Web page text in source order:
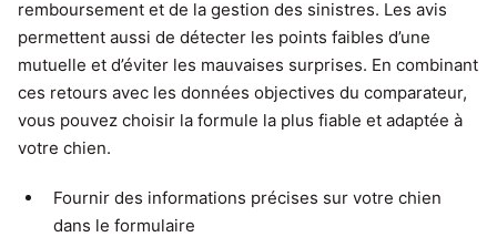
remboursement et de la gestion des sinistres. Les avis
permettent aussi de détecter les points faibles d’une
mutuelle et d’éviter les mauvaises surprises. En combinant
ces retours avec les données objectives du comparateur,
vous pouvez choisir la formule la plus fiable et adaptée à
votre chien.
Fournir des informations précises sur votre chien
dans le formulaire